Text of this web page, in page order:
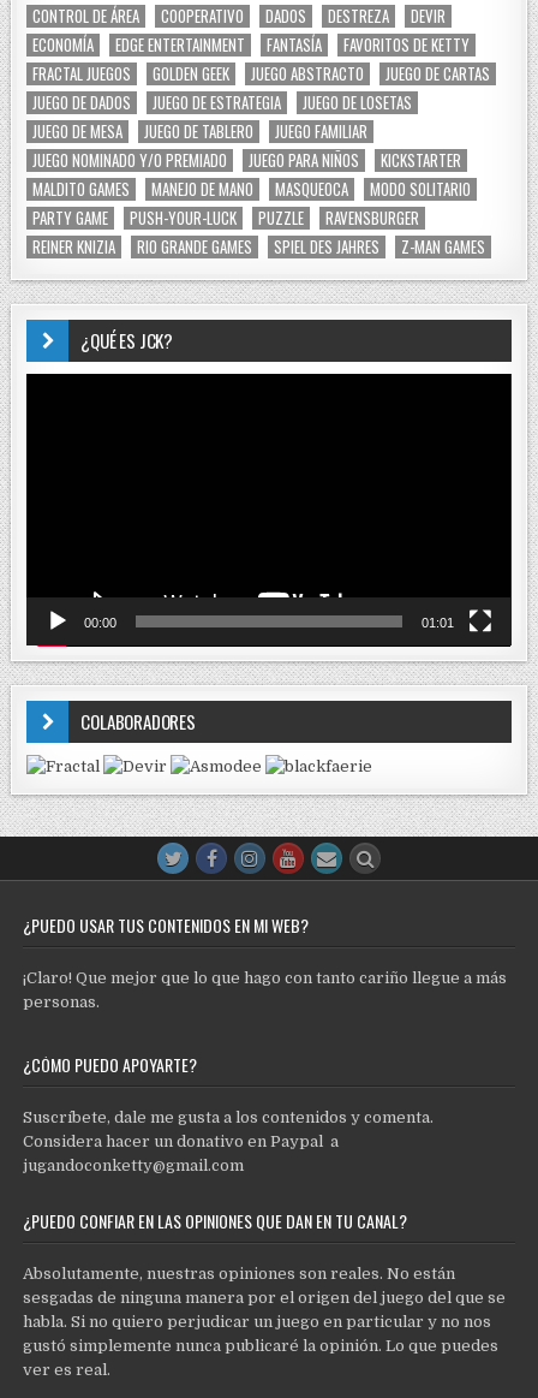
CONTROL DE ÁREA
COOPERATIVO DADOS DESTREZA
DEVIR
ECONOMÍA
EDGE ENTERTAINMENT FANTASÍA
FAVORITOS DE KETTY
FRACTAL JUEGOS
GOLDEN GEEK JUEGO ABSTRACTO
JUEGO DE CARTAS
JUEGO DE DADOS
JUEGO DE ESTRATEGIA
JUEGO DE LOSETAS
JUEGO DE MESA
JUEGO DE TABLERO
JUEGO FAMILIAR
JUEGO NOMINADO Y/O PREMIADO
JUEGO PARA NIÑOS
KICKSTARTER
MALDITO GAMES
MANEJO DE MANO MASQUEOCA
MODO SOLITARIO
PARTY GAME
PUSH-YOUR-LUCK PUZZLE
RAVENSBURGER
REINER KNIZIA
RIO GRANDE GAMES SPIEL DES JAHRES Z-MAN GAMES
¿QUÉ ES JCK?
00:00 01:01
COLABORADORES
¿PUEDO USAR TUS CONTENIDOS EN MI WEB?
¡Claro! Que mejor que lo que hago con tanto cariño llegue a más
personas.
¿CÓMO PUEDO APOYARTE?
Suscríbete, dale me gusta a los contenidos y comenta.
Considera hacer un donativo en Paypal a
jugandoconketty@gmail.com
¿PUEDO CONFIAR EN LAS OPINIONES QUE DAN EN TU CANAL?
Absolutamente, nuestras opiniones son reales. No están
sesgadas de ninguna manera por el origen del juego del que se
habla. Si no quiero perjudicar un juego en particular y no nos
gustó simplemente nunca publicaré la opinión. Lo que puedes
ver es real.